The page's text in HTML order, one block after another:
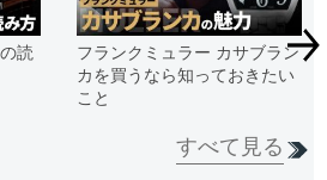
読
フランクミュラー カサブラン
カを買うなら知っておきたい
こと
すべて見る